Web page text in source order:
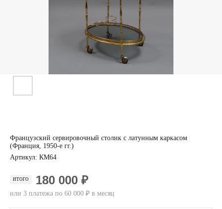
Французский сервировочный столик с латунным каркасом
(Франция, 1950-е гг.)
Артикул: КМ64
ИТОГО 180 000 ₽
или 3 платежа по 60 000 ₽ в месяц